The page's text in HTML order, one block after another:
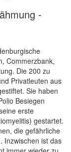
-
Commerzbank,
Die 200 zu
Privatleuten aus
Sie haben
Besiegen
erste
gestartet.
die gefährliche
Inzwischen ist das